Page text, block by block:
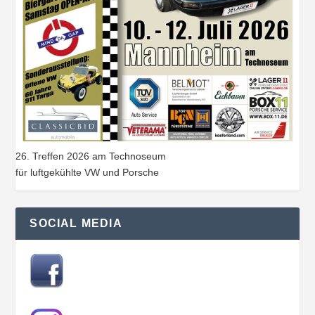
26. Treffen 2026 am Technoseum
für luftgekühlte VW und Porsche
SOCIAL MEDIA